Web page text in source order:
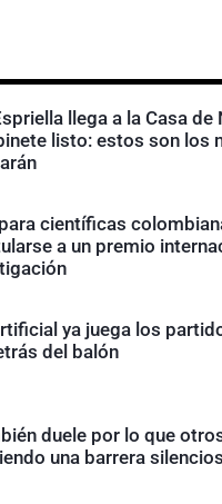
llega a la Casa de
listo: estos son los
científicas
a un premio
ya juega los
del balón
duele por lo que
una barrera